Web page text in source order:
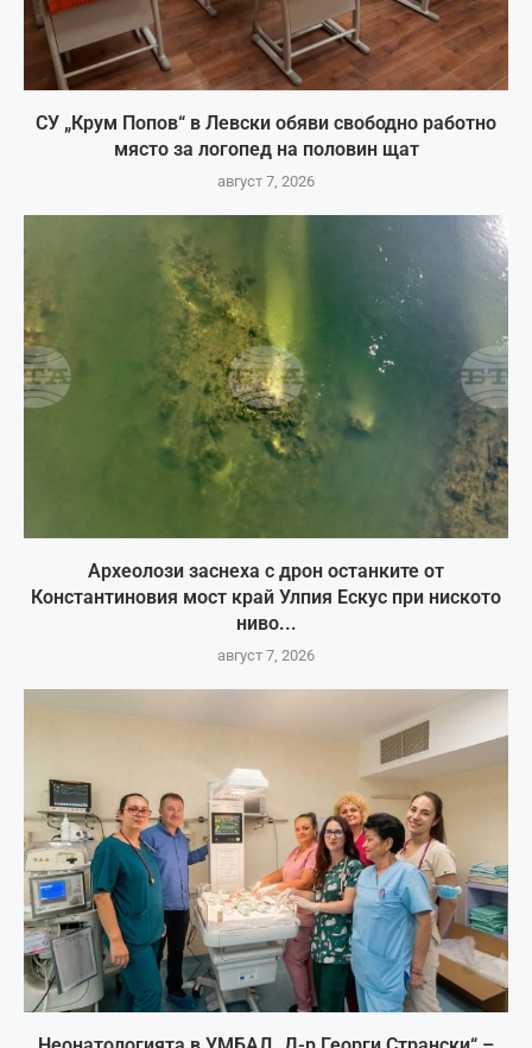
СУ „Крум Попов“ в Левски обяви свободно работно
място за логопед на половин щат
август 7, 2026
Археолози заснеха с дрон останките от
Константиновия мост край Улпия Ескус при ниското
ниво...
август 7, 2026